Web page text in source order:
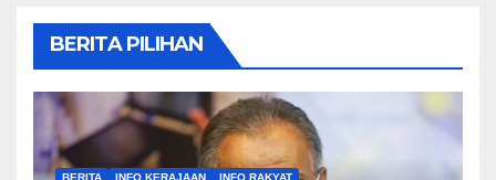
BERITA PILIHAN
BERITA INFO KERAJAAN INFO RAKYAT